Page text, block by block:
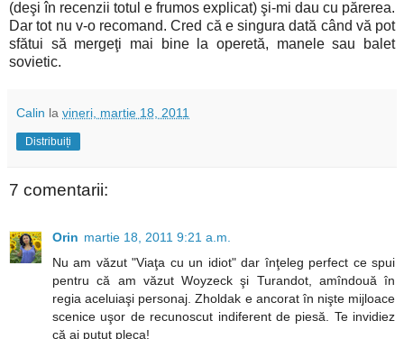
(deşi în recenzii totul e frumos explicat) şi-mi dau cu părerea.
Dar tot nu v-o recomand. Cred că e singura dată când vă pot
sfătui să mergeţi mai bine la operetă, manele sau balet
sovietic.
Calin la vineri, martie 18, 2011
Distribuiți
7 comentarii:
Orin martie 18, 2011 9:21 a.m.
Nu am văzut "Viaţa cu un idiot" dar înţeleg perfect ce spui
pentru că am văzut Woyzeck şi Turandot, amîndouă în
regia aceluiaşi personaj. Zholdak e ancorat în nişte mijloace
scenice uşor de recunoscut indiferent de piesă. Te invidiez
că ai putut pleca!